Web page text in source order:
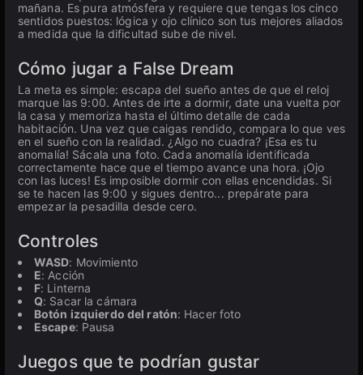
mañana. Es pura atmósfera y requiere que tengas los cinco
sentidos puestos: lógica y ojo clínico son tus mejores aliados
a medida que la dificultad sube de nivel.
Cómo jugar a False Dream
La meta es simple: escapa del sueño antes de que el reloj
marque las 9:00. Antes de irte a dormir, date una vuelta por
la casa y memoriza hasta el último detalle de cada
habitación. Una vez que caigas rendido, compara lo que ves
en el sueño con la realidad. ¿Algo no cuadra? ¡Esa es tu
anomalía! Sácala una foto. Cada anomalía identificada
correctamente hace que el tiempo avance una hora. ¡Ojo
con las luces! Es imposible dormir con ellas encendidas. Si
se te hacen las 9:00 y sigues dentro... prepárate para
empezar la pesadilla desde cero.
Controles
WASD: Movimiento
E: Acción
F: Linterna
Q: Sacar la cámara
Botón izquierdo del ratón: Hacer foto
Escape: Pausa
Juegos que te podrían gustar